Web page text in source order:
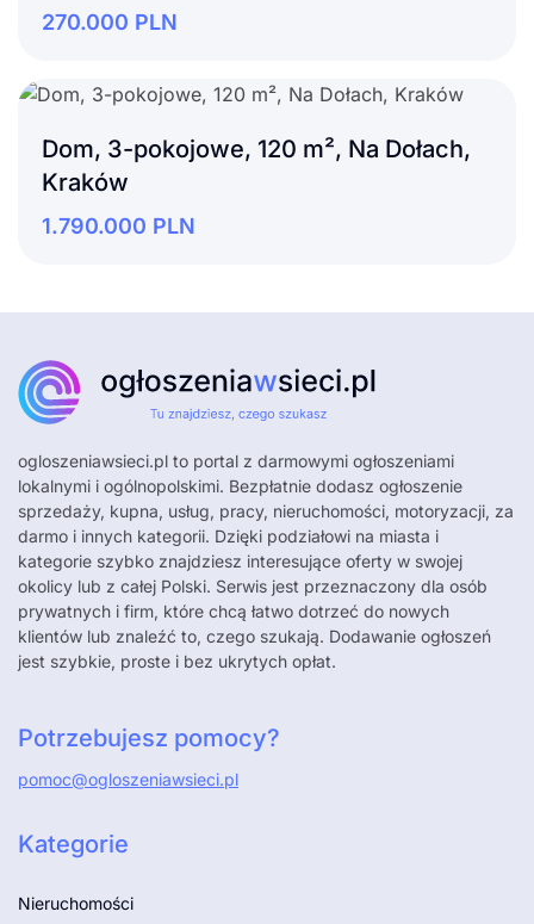
270.000 PLN
Dom, 3-pokojowe, 120 m², Na Dołach,
Kraków
1.790.000 PLN
ogloszeniawsieci.pl to portal z darmowymi ogłoszeniami
lokalnymi i ogólnopolskimi. Bezpłatnie dodasz ogłoszenie
sprzedaży, kupna, usług, pracy, nieruchomości, motoryzacji, za
darmo i innych kategorii. Dzięki podziałowi na miasta i
kategorie szybko znajdziesz interesujące oferty w swojej
okolicy lub z całej Polski. Serwis jest przeznaczony dla osób
prywatnych i firm, które chcą łatwo dotrzeć do nowych
klientów lub znaleźć to, czego szukają. Dodawanie ogłoszeń
jest szybkie, proste i bez ukrytych opłat.
Potrzebujesz pomocy?
pomoc@ogloszeniawsieci.pl
Kategorie
Nieruchomości